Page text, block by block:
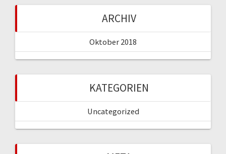
ARCHIV
Oktober 2018
KATEGORIEN
Uncategorized